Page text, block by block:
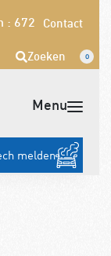
: 672 Contact
Zoeken 0
melden